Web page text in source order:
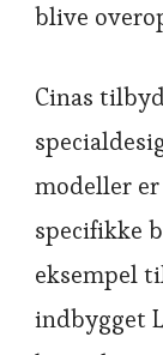
blive
Cinas
modeller
specifikke
eksempel
indbygget